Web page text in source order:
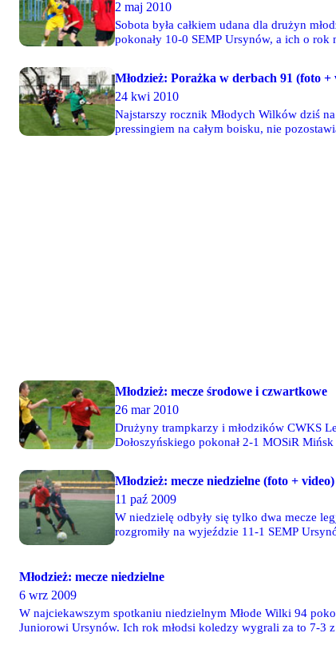
2 maj 2010
Sobota była całkiem udana dla drużyn
pokonały 10-0 SEMP Ursynów, a ich o
Młodzież: Porażka w derbach 91 (foto +
24 kwi 2010
Najstarszy rocznik Młodych Wilków dziś
pressingiem na całym boisku, nie pozostawiając
Młodzież: mecze środowe i czwartkowe
26 mar 2010
Drużyny trampkarzy i młodzików CWKS
Dołoszyńskiego pokonał 2-1 MOSiR
Młodzież: mecze niedzielne (foto + video)
11 paź 2009
W niedzielę odbyły się tylko dwa mecze
rozgromiły na wyjeździe 11-1 SEMP
Młodzież: mecze niedzielne
6 wrz 2009
W najciekawszym spotkaniu niedzielnym Młode Wilki 94
Juniorowi Ursynów. Ich rok młodsi koledzy wygrali za to 7-3